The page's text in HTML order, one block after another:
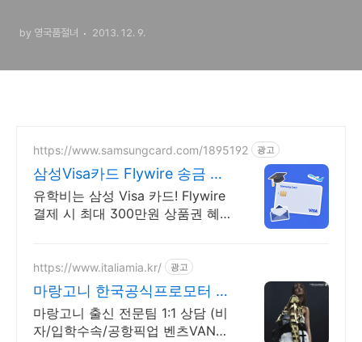
by 영국품절녀 2013. 12. 9.
https://www.samsungcard.com/1895192 광고
삼성Visa카드 Flywire 송금 혜
택
유학비는 삼성 Visa 카드! Flywire
결제 시 최대 300만원 상품권 혜
https://www.italiamia.kr/ 광고
마랑고니 한국공식프로모터 마
랑고니 출신 전문팀 코칭
마랑고니 출신 전문팀 1:1 상담 (비
자/입학수속/공항픽업 벤츠VAN